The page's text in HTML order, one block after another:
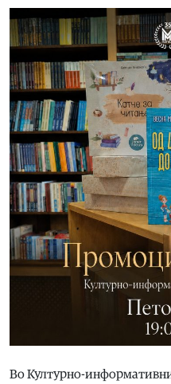
Во Културно-